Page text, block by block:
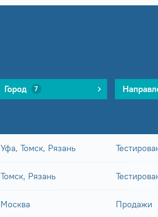
Город 7
Уфа, Томск, Рязань
Томск, Рязань
Москва Продажи